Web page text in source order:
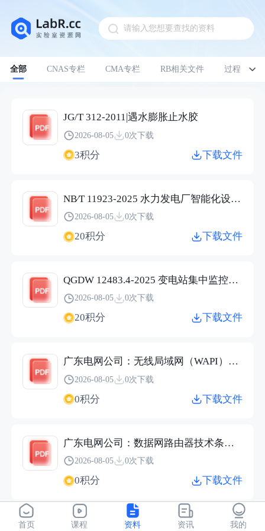
请输入您想要查找的资料
全部 CNAS专栏 CMA专栏 RB相关文件 过程管理
Pull down to refresh
JG/T 312-2011|遇水膨胀止水胶
2026-08-05 0次下载
3积分 下载文件
NB∕T 11923-2025 水力发电厂智能化设计导则（报批稿）.pdf
2026-08-05 0次下载
20积分 下载文件
QGDW 12483.4-2025 变电站集中监控系统 第4部分：基础平台.pdf
2026-08-05 0次下载
20积分 下载文件
广东电网公司：无线局域网（WAPI）设备技术条件书（2026）.pdf
2026-08-05 0次下载
0积分 下载文件
广东电网公司：数据网路由器技术条件书（2026）.pdf
2026-08-05 0次下载
0积分 下载文件
广东电网公司：数据网交换机技术条件书（2026）.pdf
首页 课程 资料 资讯 我的